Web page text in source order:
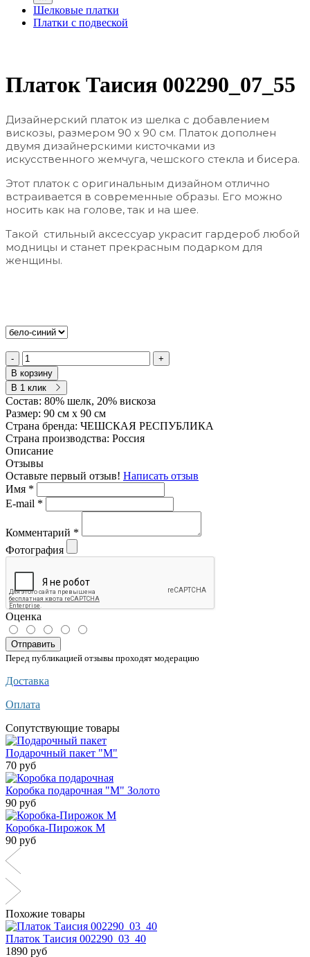
Шелковые платки
Платки с подвеской
Платок Таисия 002290_07_55
Дизайнерский платок из шелка с добавлением
вискозы, размером 90 х 90 см. Платок дополнен
двумя дизайнерскими кисточками из
искусственного жемчуга, чешского стекла и бисера.
Этот платок с оригинальным дизайном отлично
встраивается в современные образы. Его можно
носить как на голове, так и на шее.
Такой стильный аксессуар украсит гардероб любой
модницы и станет прекрасным подарком для
женщины.
-
+
В корзину
В 1 клик
Состав: 80% шелк, 20% вискоза
Размер: 90 см х 90 см
Страна бренда: ЧЕШСКАЯ РЕСПУБЛИКА
Страна производства: Россия
Описание
Отзывы
Оставьте первый отзыв! Написать отзыв
Имя *
E-mail *
Комментарий *
Фотография
Оценка
Отправить
Перед публикацией отзывы проходят модерацию
Доставка
Оплата
Сопутствующие товары
Подарочный пакет "М"
70 руб
Коробка подарочная "М" Золото
90 руб
Коробка-Пирожок М
90 руб
Похожие товары
Платок Таисия 002290_03_40
1890 руб